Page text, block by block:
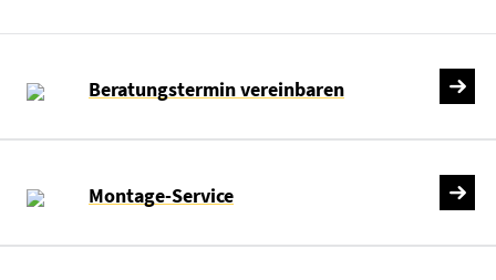
Beratungstermin vereinbaren
Montage-Service